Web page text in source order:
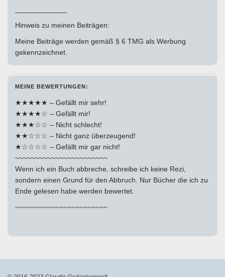
Hinweis zu meinen Beiträgen:
Meine Beiträge werden gemäß § 6 TMG als Werbung
gekennzeichnet.
MEINE BEWERTUNGEN:
★★★★★ – Gefällt mir sehr!
★★★★☆ – Gefällt mir!
★★★☆☆ – Nicht schlecht!
★★☆☆☆ – Nicht ganz überzeugend!
★☆☆☆☆ – Gefällt mir gar nicht!
~~~~~~~~~~~~~~~~~~~~~~~
Wenn ich ein Buch abbreche, schreibe ich keine Rezi,
sondern einen Grund für den Abbruch. Nur Bücher die ich zu
Ende gelesen habe werden bewertet.
~~~~~~~~~~~~~~~~~~~~~~~